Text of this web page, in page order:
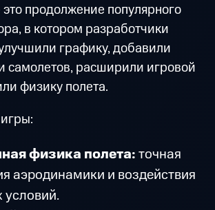
продолжение популярного
в котором разработчики
графику, добавили
самолетов, расширили игровой
физику полета.
физика полета:точная
аэродинамики и воздействия
условий.